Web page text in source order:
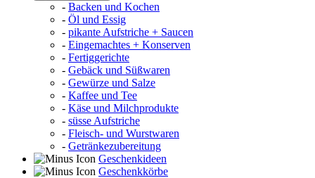
- Backen und Kochen
- Öl und Essig
- pikante Aufstriche + Saucen
- Eingemachtes + Konserven
- Fertiggerichte
- Gebäck und Süßwaren
- Gewürze und Salze
- Kaffee und Tee
- Käse und Milchprodukte
- süsse Aufstriche
- Fleisch- und Wurstwaren
- Getränkezubereitung
Geschenkideen
Geschenkkörbe